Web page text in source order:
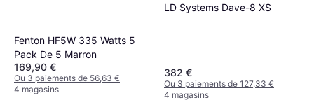
Fenton HF5W 335 Watts 5
Pack De 5 Marron
169,90 €
Ou 3 paiements de 56,63 €
4 magasins
LD Systems Dave-8 XS
382 €
Ou 3 paiements de 127,33 €
4 magasins